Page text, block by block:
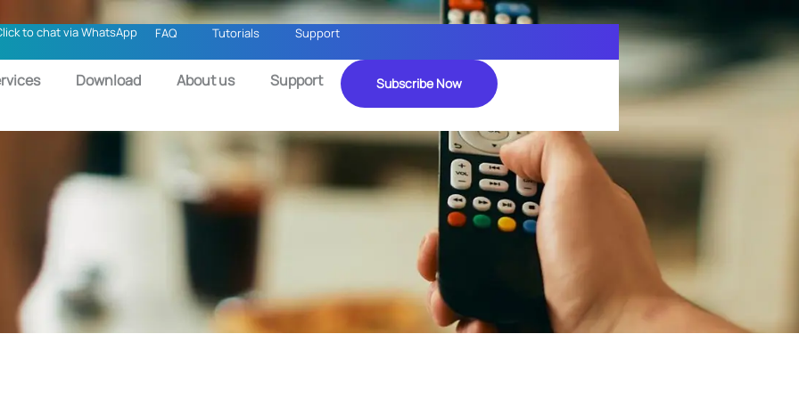
to chat via WhatsApp FAQ Tutorials Support
Download About us Support Subscribe Now